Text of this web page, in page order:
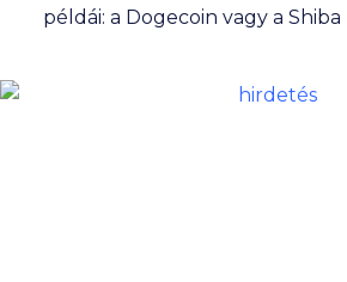
példái: a Dogecoin vagy a Shiba